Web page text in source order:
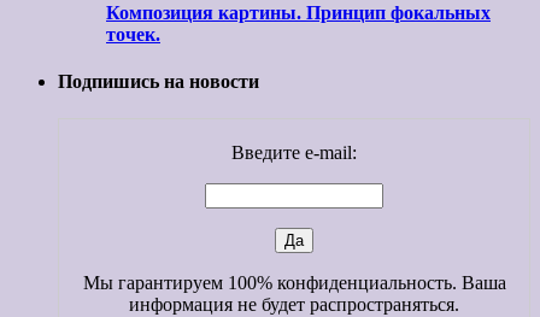
Композиция картины. Принцип фокальных
точек.
Подпишись на новости
Введите e-mail:
Мы гарантируем 100% конфиденциальность. Ваша
информация не будет распространяться.